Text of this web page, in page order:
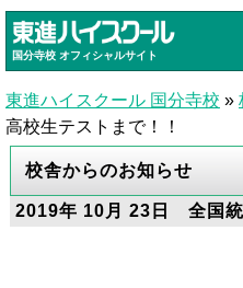
国分寺校 オフィシャルサイト
東進ハイスクール 国分寺校 »
高校生テストまで！！
校舎からのお知らせ
2019年 10月 23日 全国統